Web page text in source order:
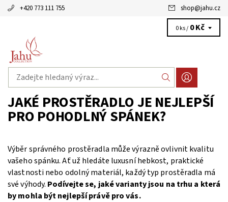
+420 773 111 755 shop@jahu.cz
0 ks / 0 Kč
JAKÉ PROSTĚRADLO JE NEJLEPŠÍ
PRO POHODLNÝ SPÁNEK?
Výběr správného prostěradla může výrazně ovlivnit kvalitu
vašeho spánku. Ať už hledáte luxusní hebkost, praktické
vlastnosti nebo odolný materiál, každý typ prostěradla má
své výhody. Podívejte se, jaké varianty jsou na trhu a která
by mohla být nejlepší právě pro vás.